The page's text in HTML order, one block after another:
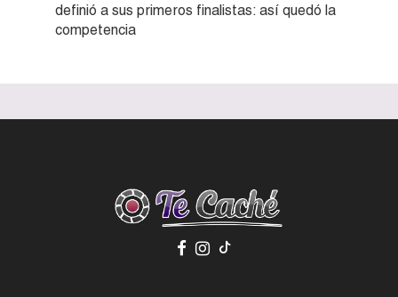
definió a sus primeros finalistas: así quedó la
competencia